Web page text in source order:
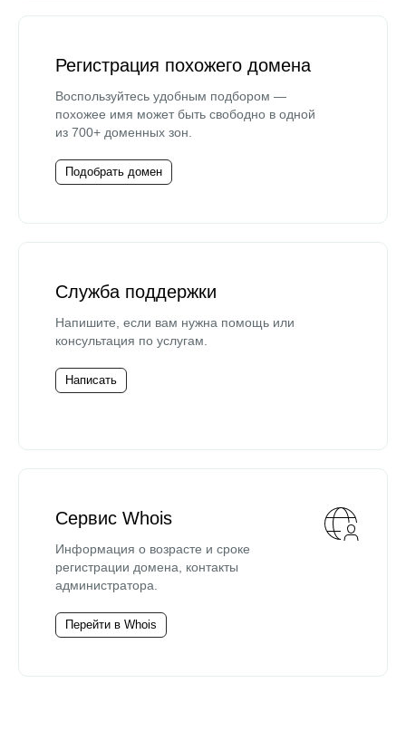
Регистрация похожего домена
Воспользуйтесь удобным подбором —
похожее имя может быть свободно в одной
из 700+ доменных зон.
Подобрать домен
Служба поддержки
Напишите, если вам нужна помощь или
консультация по услугам.
Написать
Сервис Whois
Информация о возрасте и сроке
регистрации домена, контакты
администратора.
Перейти в Whois